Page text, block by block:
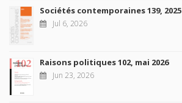
Sociétés contemporaines 139, 2025
Jul 6, 2026
Raisons politiques 102, mai 2026
Jun 23, 2026